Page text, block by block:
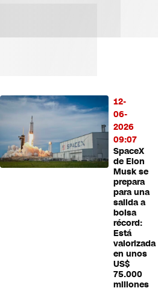
12-
06-
2026
09:07
SpaceX
de Elon
Musk se
prepara
para una
salida a
bolsa
récord:
Está
valorizada
en unos
US$
75.000
millones